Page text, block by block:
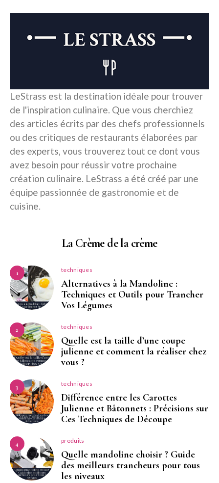
LeStrass est la destination idéale pour trouver
de l'inspiration culinaire. Que vous cherchiez
des articles écrits par des chefs professionnels
ou des critiques de restaurants élaborées par
des experts, vous trouverez tout ce dont vous
avez besoin pour réussir votre prochaine
création culinaire. LeStrass a été créé par une
équipe passionnée de gastronomie et de
cuisine.
La Crème de la crème
1 techniques
Alternatives à la Mandoline :
Techniques et Outils pour Trancher
Vos Légumes
2 techniques
Quelle est la taille d’une coupe
julienne et comment la réaliser chez
vous ?
3 techniques
Différence entre les Carottes
Julienne et Bâtonnets : Précisions sur
Ces Techniques de Découpe
4 produits
Quelle mandoline choisir ? Guide
des meilleurs trancheurs pour tous
les niveaux